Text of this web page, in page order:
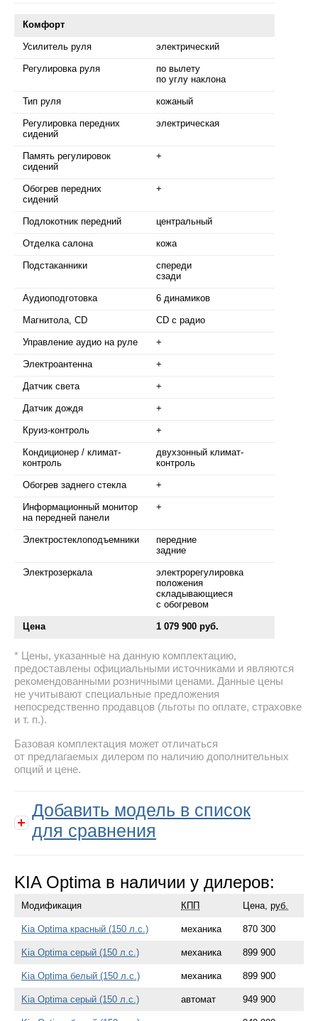
Комфорт
Усилитель руля электрический
Регулировка руля
по вылету
по углу наклона
Тип руля кожаный
Регулировка передних
сидений
электрическая
Память регулировок
сидений
+
Обогрев передних
сидений
+
Подлокотник передний центральный
Отделка салона кожа
Подстаканники
спереди
сзади
Аудиоподготовка 6 динамиков
Магнитола, CD CD с радио
Управление аудио на руле +
Электроантенна +
Датчик света +
Датчик дождя +
Круиз-контроль +
Кондиционер / климат-
контроль
двухзонный климат-
контроль
Обогрев заднего стекла +
Информационный монитор
на передней панели
+
Электростеклоподъемники
передние
задние
Электрозеркала
электрорегулировка
положения
складывающиеся
с обогревом
Цена 1 079 900 руб.
Цены, указанные на данную комплектацию,
предоставлены официальными источниками и являются
рекомендованными розничными ценами. Данные цены
не учитывают специальные предложения
непосредственно продавцов (льготы по оплате, страховке
и т. п.).
Базовая комплектация может отличаться
от предлагаемых дилером по наличию дополнительных
опций и цене.
Добавить модель в список
для сравнения
KIA Optima в наличии у дилеров:
Модификация КПП Цена, руб.
Kia Optima красный (150 л.с.) механика 870 300
Kia Optima серый (150 л.с.) механика 899 900
Kia Optima белый (150 л.с.) механика 899 900
Kia Optima серый (150 л.с.) автомат 949 900